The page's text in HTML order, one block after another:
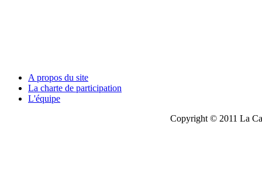
A propos du site
La charte de participation
L'équipe
Copyright © 2011 La